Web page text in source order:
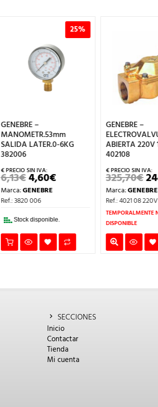
25%
GENEBRE –
MANOMETR.53mm
SALIDA LATER.0-6KG
382006
6,13€EL
PRECIO
ORIGINAL
ERA:
4,60€EL
PRECIO
Marca:GENEBRE
Ref.: 3820 006
Stock disponible.
GENEBRE –
ABIERTA 220V
402108
325,70€EL
Marca:GENEBRE
Ref.: 4021 08 220V
TEMPORALMENTE
DISPONIBLE
SECCIONES
Inicio
Contactar
Tienda
Mi cuenta